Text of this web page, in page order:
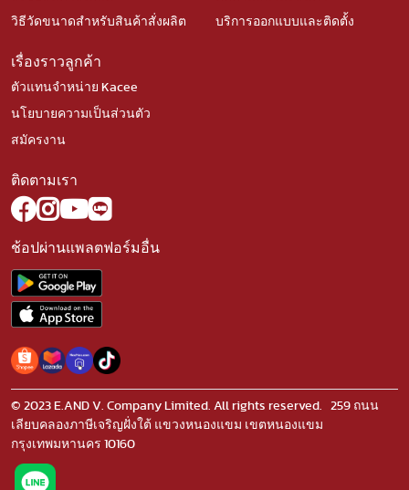
วิธีวัดขนาดสำหรับสินค้าสั่งผลิต บริการออกแบบและติดตั้ง
เรื่องราวลูกค้า
ตัวแทนจำหน่าย Kacee
นโยบายความเป็นส่วนตัว
สมัครงาน
ติดตามเรา
ช้อปผ่านแพลตฟอร์มอื่น
© 2023 E.AND V. Company Limited. All rights reserved. 259 ถนน
เลียบคลองภาษีเจริญฝั่งใต้ แขวงหนองแขม เขตหนองแขม
กรุงเทพมหานคร 10160